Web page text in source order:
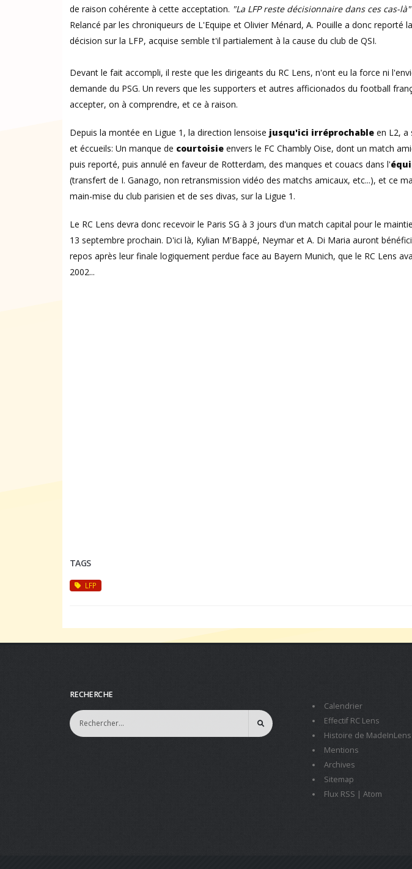
de raison cohérente à cette acceptation. "La LFP reste décisionnaire dans ces cas-là"
Relancé par les chroniqueurs de L'Equipe et Olivier Ménard, A. Pouille a donc reporté
décision sur la LFP, acquise semble t'il partialement à la cause du club de QSI.
Devant le fait accompli, il reste que les dirigeants du RC Lens, n'ont eu la force ni
demande du PSG. Un revers que les supporters et autres afficionados du football
accepter, on à comprendre, et ce à raison.
Depuis la montée en Ligue 1, la direction lensoise jusqu'ici irréprochable en L2, a
et éccueils: Un manque de courtoisie envers le FC Chambly Oise, dont un match
puis reporté, puis annulé en faveur de Rotterdam, des manques et couacs dans l'
(transfert de I. Ganago, non retransmission vidéo des matchs amicaux, etc...), et ce
main-mise du club parisien et de ses divas, sur la Ligue 1.
Le RC Lens devra donc recevoir le Paris SG à 3 jours d'un match capital pour le
13 septembre prochain. D'ici là, Kylian M'Bappé, Neymar et A. Di Maria auront
repos après leur finale logiquement perdue face au Bayern Munich, que le RC Lens
2002...
TAGS
LFP
RECHERCHE
Calendrier
Effectif RC Lens
Histoire de MadeInLens
Mentions
Archives
Sitemap
Flux RSS | Atom